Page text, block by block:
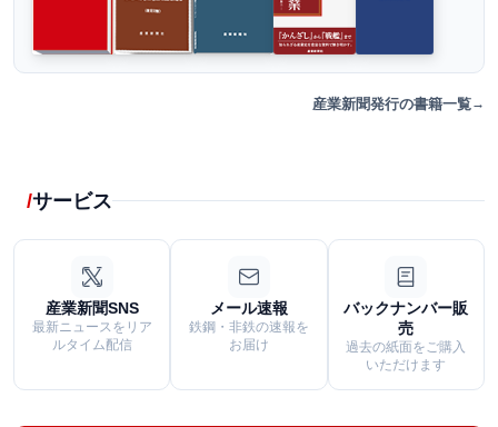
産業新聞発行の書籍一覧
サービス
産業新聞SNS
最新ニュースをリア
ルタイム配信
メール速報
鉄鋼・非鉄の速報を
お届け
バックナンバー販
売
過去の紙面をご購入
いただけます